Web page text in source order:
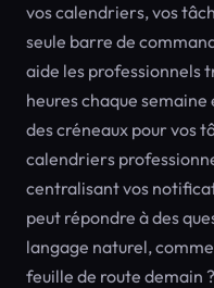
vos calendriers, vos
seule barre de
aide les professionnels
heures chaque
des créneaux pour vos
calendriers
centralisant vos
peut répondre à des
langage naturel,
feuille de route demain